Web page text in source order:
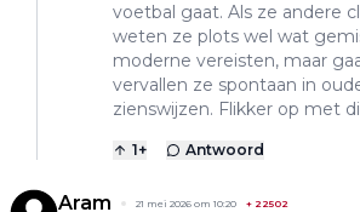
voetbal gaat. Als ze andere
weten ze plots wel wat
moderne vereisten, maar
vervallen ze spontaan in
zienswijzen. Flikker op met
1+ Antwoord
Aram 21 mei 2026 om 10:20 + 22502